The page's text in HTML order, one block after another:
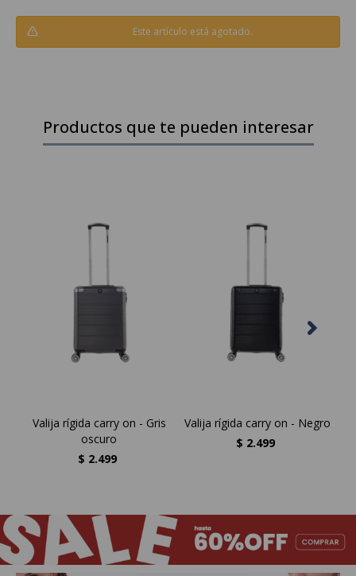
Este artículo está agotado.
Productos que te pueden interesar
Valija rígida carry on - Gris
oscuro
$ 2.499
Valija rígida carry on - Negro
$ 2.499